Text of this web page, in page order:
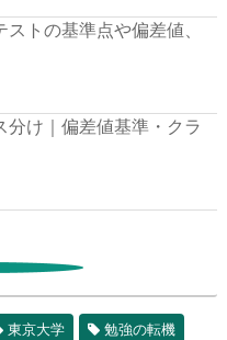
トの基準点や偏差値、
分け｜偏差値基準・クラ
東京大学 勉強の転機